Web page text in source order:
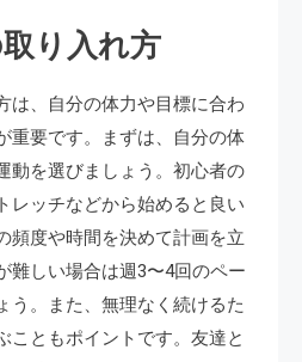
り入れ方
は、自分の体力や目標に合わ
重要です。まずは、自分の体
動を選びましょう。初心者の
レッチなどから始めると良い
頻度や時間を決めて計画を立
難しい場合は週3〜4回のペー
う。また、無理なく続けるた
こともポイントです。友達と